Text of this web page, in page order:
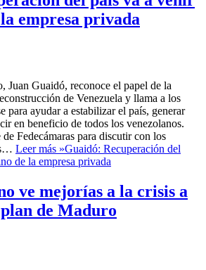
empresa privada
Juan Guaidó, reconoce el papel de la
de Venezuela y llama a los
para ayudar a estabilizar el país, generar
en beneficio de todos los venezolanos.
Fedecámaras para discutir con los
Leer más »Guaidó: Recuperación del
de la empresa privada
ve mejorías a la crisis a
de Maduro